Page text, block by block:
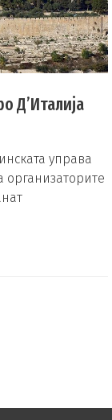
Д’Италија
управа
организаторите